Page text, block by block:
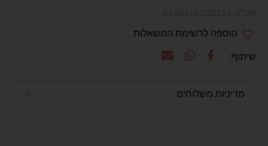
הוספה לרשימת המשאלות
מדיניות משלוחים